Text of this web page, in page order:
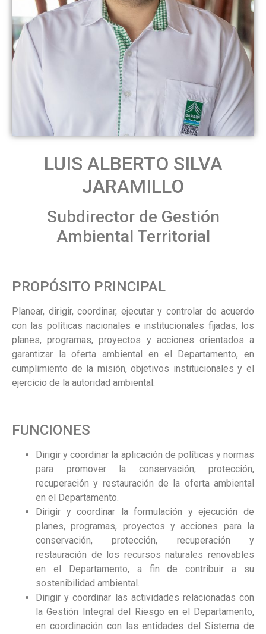
LUIS ALBERTO SILVA
JARAMILLO
Subdirector de Gestión
Ambiental Territorial
PROPÓSITO PRINCIPAL
Planear, dirigir, coordinar, ejecutar y controlar de acuerdo
con las políticas nacionales e institucionales fijadas, los
planes, programas, proyectos y acciones orientados a
garantizar la oferta ambiental en el Departamento, en
cumplimiento de la misión, objetivos institucionales y el
ejercicio de la autoridad ambiental.
FUNCIONES
Dirigir y coordinar la aplicación de políticas y normas
para promover la conservación, protección,
recuperación y restauración de la oferta ambiental
en el Departamento.
Dirigir y coordinar la formulación y ejecución de
planes, programas, proyectos y acciones para la
conservación, protección, recuperación y
restauración de los recursos naturales renovables
en el Departamento, a fin de contribuir a su
sostenibilidad ambiental.
Dirigir y coordinar las actividades relacionadas con
la Gestión Integral del Riesgo en el Departamento,
en coordinación con las entidades del Sistema de